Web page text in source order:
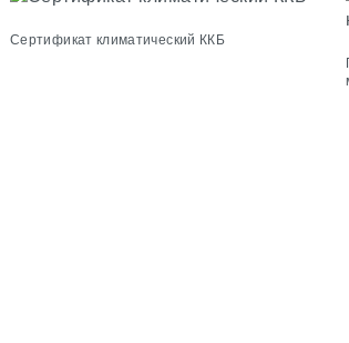
Сертификат климатический ККБ